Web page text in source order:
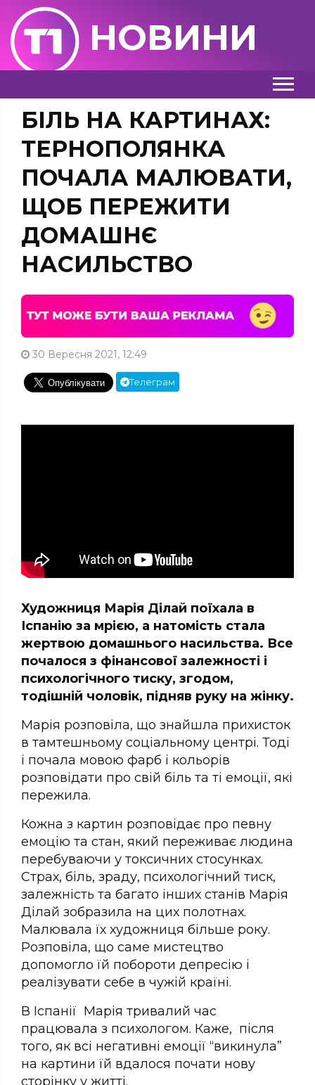
НОВИНИ
БІЛЬ НА КАРТИНАХ:
ТЕРНОПОЛЯНКА
ПОЧАЛА МАЛЮВАТИ,
ЩОБ ПЕРЕЖИТИ
ДОМАШНЄ
НАСИЛЬСТВО
30 Вересня 2021, 12:49
Телеграм
Художниця Марія Ділай поїхала в
Іспанію за мрією, а натомість стала
жертвою домашнього насильства. Все
почалося з фінансової залежності і
психологічного тиску, згодом,
тодішній чоловік, підняв руку на жінку.
Марія розповіла, що знайшла прихисток
в тамтешньому соціальному центрі. Тоді
і почала мовою фарб і кольорів
розповідати про свій біль та ті емоції, які
пережила.
Кожна з картин розповідає про певну
емоцію та стан, який переживає людина
перебуваючи у токсичних стосунках.
Страх, біль, зраду, психологічний тиск,
залежність та багато інших станів Марія
Ділай зобразила на цих полотнах.
Малювала їх художниця більше року.
Розповіла, що саме мистецтво
допомогло їй побороти депресію і
реалізувати себе в чужій країні.
В Іспанії Марія тривалий час
працювала з психологом. Каже, після
того, як всі негативні емоції “викинула”
на картини їй вдалося почати нову
сторінку у житті.